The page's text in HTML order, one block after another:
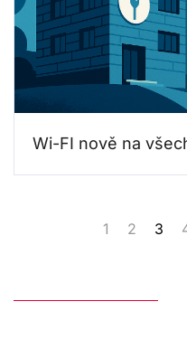
Wi-FI nově na
1 2 3